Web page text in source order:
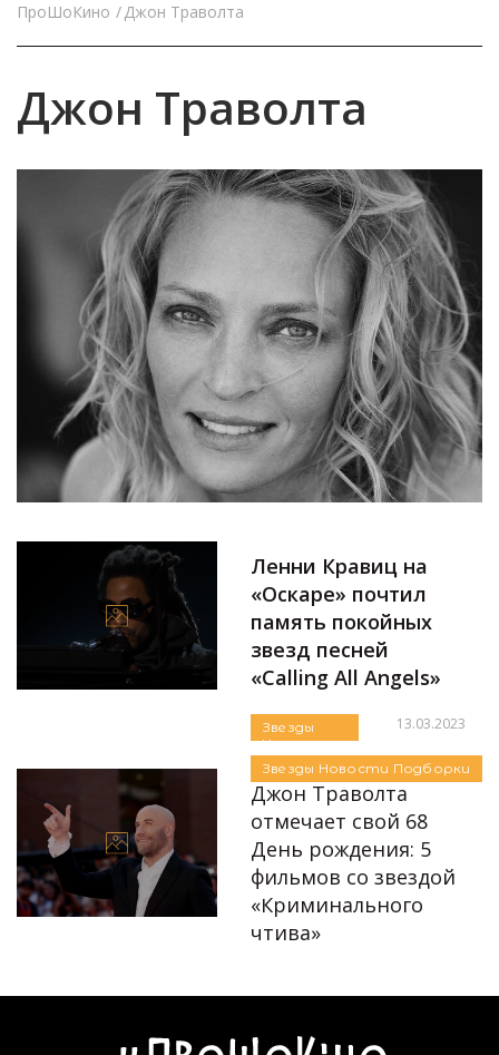
ПроШоКино Джон Траволта
Джон Траволта
Звезды
Новости
Подборки
Ленни Кравиц на
«Оскаре» почтил
память покойных
звезд песней
«Calling All Angels»
13.03.2023
Звезды Новости Подборки
Джон Траволта
отмечает свой 68
День рождения: 5
фильмов со звездой
«Криминального
чтива»
Автор: Алла Крапивьянова